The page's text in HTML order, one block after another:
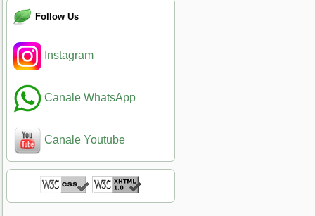
Follow Us
Instagram
Canale WhatsApp
Canale Youtube